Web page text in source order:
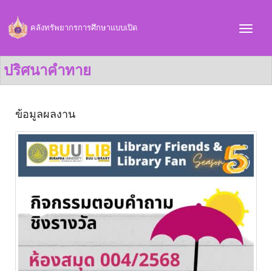
คลังทรัพยากรการศึกษาแบบเปิด
ปริศนาคำทาย
ข้อมูลผลงาน